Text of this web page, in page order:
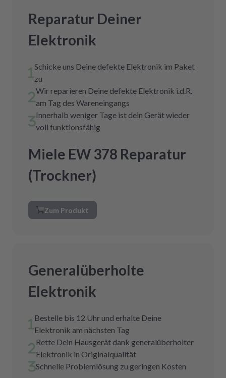
Reparatur Deiner
Elektronik
Schicke uns Deine defekte Elektronik im Paket
zu
Wir reparieren Deine defekte Elektronik i.d.R.
am Tag des Wareneingangs
Innerhalb weniger Tage ist dein Gerät wieder
voll funktionsfähig
Miele EW 378 Reparatur
(Trockner)
Zum Produkt
Generalüberholte
Elektronik
Bestelle bis 12 Uhr und erhalte Deine
Elektronik am nächsten Tag
Rette Dein Hausgerät dank generalüberholter
Elektronik in Originalqualität
Schnelle Problemlösung zu geringen Kosten